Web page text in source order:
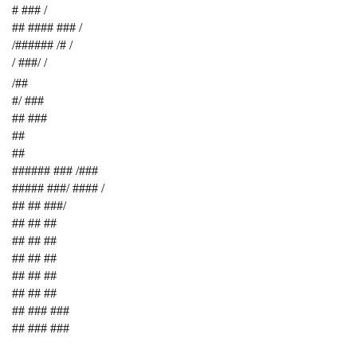
# ### /
## #### ### /
/###### /# /
/ ###/ /
/##
#/ ###
## ###
##
##
###### ### /###
##### ###/ #### /
## ## ###/
## ## ##
## ## ##
## ## ##
## ## ##
## ## ##
## ### ###
## ### ###